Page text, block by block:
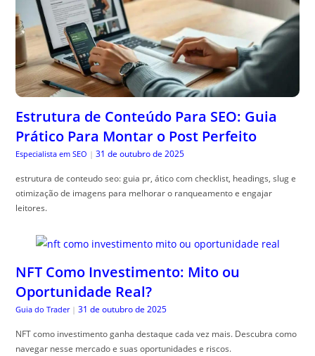
Estrutura de Conteúdo Para SEO: Guia
Prático Para Montar o Post Perfeito
Especialista em SEO | 31 de outubro de 2025
estrutura de conteudo seo: guia pr, ático com checklist, headings, slug e
otimização de imagens para melhorar o ranqueamento e engajar
leitores.
NFT Como Investimento: Mito ou
Oportunidade Real?
Guia do Trader | 31 de outubro de 2025
NFT como investimento ganha destaque cada vez mais. Descubra como
navegar nesse mercado e suas oportunidades e riscos.